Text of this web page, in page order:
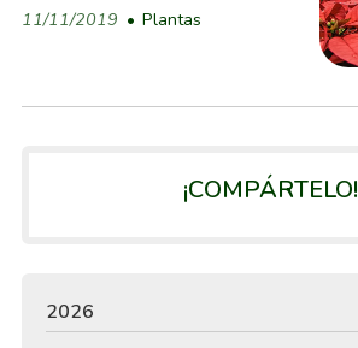
11/11/2019 Plantas
¡COMPÁRTELO!
2026